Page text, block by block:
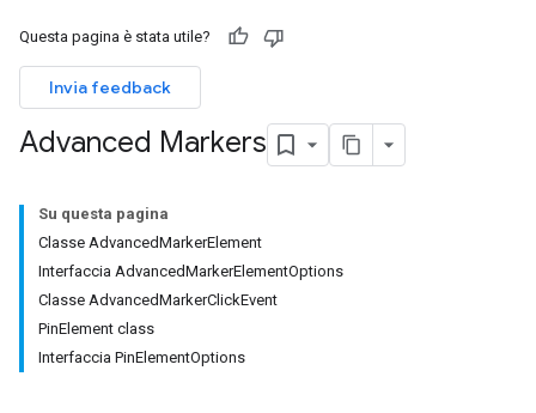
Questa pagina è stata utile?
Invia feedback
Advanced Markers
Su questa pagina
Classe AdvancedMarkerElement
Interfaccia AdvancedMarkerElementOptions
Classe AdvancedMarkerClickEvent
PinElement class
Interfaccia PinElementOptions